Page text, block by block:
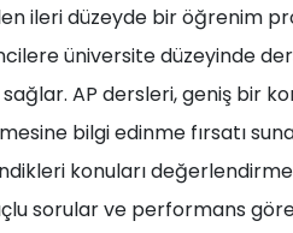
ileri düzeyde bir öğrenim
üniversite düzeyinde
AP dersleri, geniş bir
bilgi edinme fırsatı
konuları
sorular ve performans